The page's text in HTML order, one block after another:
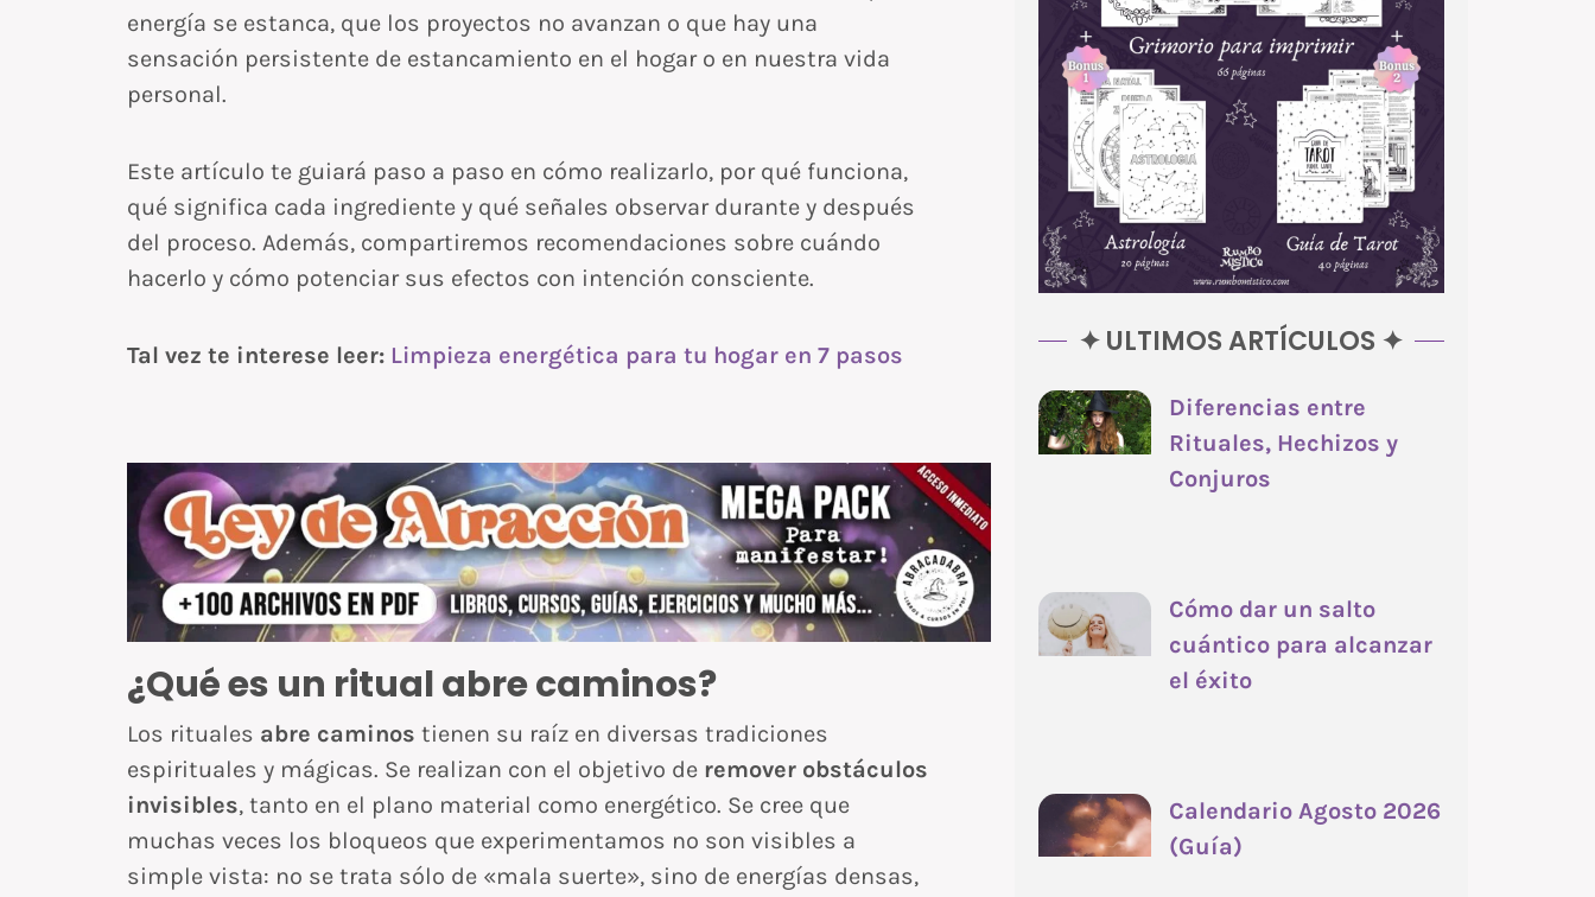
energía se estanca, que los proyectos no avanzan o que hay una
sensación persistente de estancamiento en el hogar o en nuestra vida
personal.
Este artículo te guiará paso a paso en cómo realizarlo, por qué funciona,
qué significa cada ingrediente y qué señales observar durante y después
del proceso. Además, compartiremos recomendaciones sobre cuándo
hacerlo y cómo potenciar sus efectos con intención consciente.
Tal vez te interese leer: Limpieza energética para tu hogar en 7 pasos
¿Qué es un ritual abre caminos?
Los rituales abre caminos tienen su raíz en diversas tradiciones
espirituales y mágicas. Se realizan con el objetivo de remover obstáculos
invisibles, tanto en el plano material como energético. Se cree que
muchas veces los bloqueos que experimentamos no son visibles a
simple vista: no se trata sólo de «mala suerte», sino de energías densas,
✦ ULTIMOS ARTÍCULOS ✦
Diferencias entre
Rituales, Hechizos y
Conjuros
Cómo dar un salto
cuántico para alcanzar
el éxito
Calendario Agosto 2026
(Guía)